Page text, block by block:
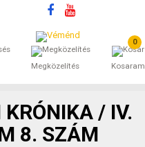
Megközelítés
0
Kosaram
FELTÉTELEK
/ IV.
8. SZÁM